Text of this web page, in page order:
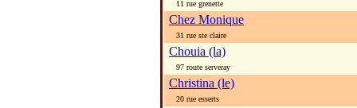
11 rue grenette
Chez Monique
31 rue ste claire
Chouia (la)
97 route serveray
Christina (le)
20 rue esserts